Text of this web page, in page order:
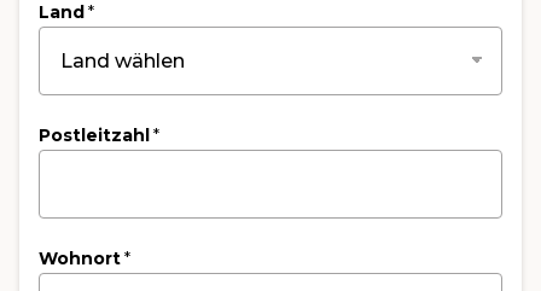
Land *
Postleitzahl *
Wohnort*